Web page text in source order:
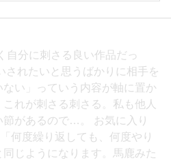
自分に刺さる良い作品だっ
れたいと思うばかりに相手を
ない」っていう内容が軸に置か
れが刺さる刺さる。私も他人
節があるので…。 お気に入り
何度繰り返しても、何度やり
同じようになります。馬鹿みた